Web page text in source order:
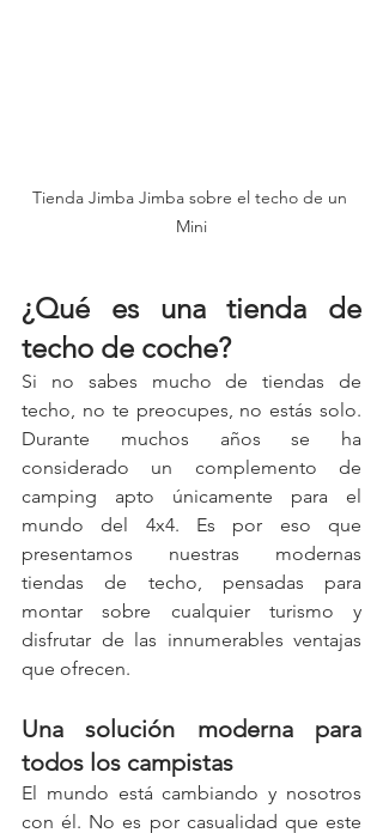
Tienda Jimba Jimba sobre el techo de un
Mini
¿Qué es una tienda de
techo de coche?
Si no sabes mucho de tiendas de
techo, no te preocupes, no estás solo.
Durante muchos años se ha
considerado un complemento de
camping apto únicamente para el
mundo del 4x4. Es por eso que
presentamos nuestras modernas
tiendas de techo, pensadas para
montar sobre cualquier turismo y
disfrutar de las innumerables ventajas
que ofrecen.
Una solución moderna para
todos los campistas
El mundo está cambiando y nosotros
con él. No es por casualidad que este